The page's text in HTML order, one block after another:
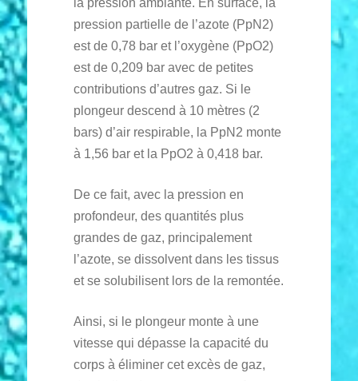
pression partielle de l’azote (PpN2)
est de 0,78 bar et l’oxygène (PpO2)
est de 0,209 bar avec de petites
contributions d’autres gaz. Si le
plongeur descend à 10 mètres (2
bars) d’air respirable, la PpN2 monte
à 1,56 bar et la PpO2 à 0,418 bar.
De ce fait, avec la pression en
profondeur, des quantités plus
grandes de gaz, principalement
l’azote, se dissolvent dans les tissus
et se solubilisent lors de la remontée.
Ainsi, si le plongeur monte à une
vitesse qui dépasse la capacité du
corps à éliminer cet excès de gaz,